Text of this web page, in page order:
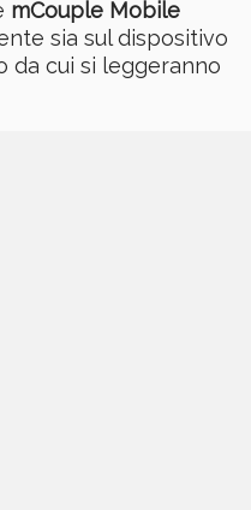
mCouple Mobile
sia sul dispositivo
da cui si leggeranno